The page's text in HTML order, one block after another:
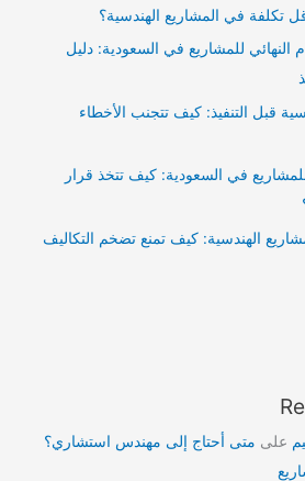
تكلفة في المشاريع الهندسية؟
النهائي للمشاريع في السعودية: دليل
قبل التنفيذ: كيف تتجنب الأخطاء
في السعودية: كيف تتخذ قرار
الهندسية: كيف تمنع تضخم التكاليف
على متى أحتاج إلى مهندس استشاري؟